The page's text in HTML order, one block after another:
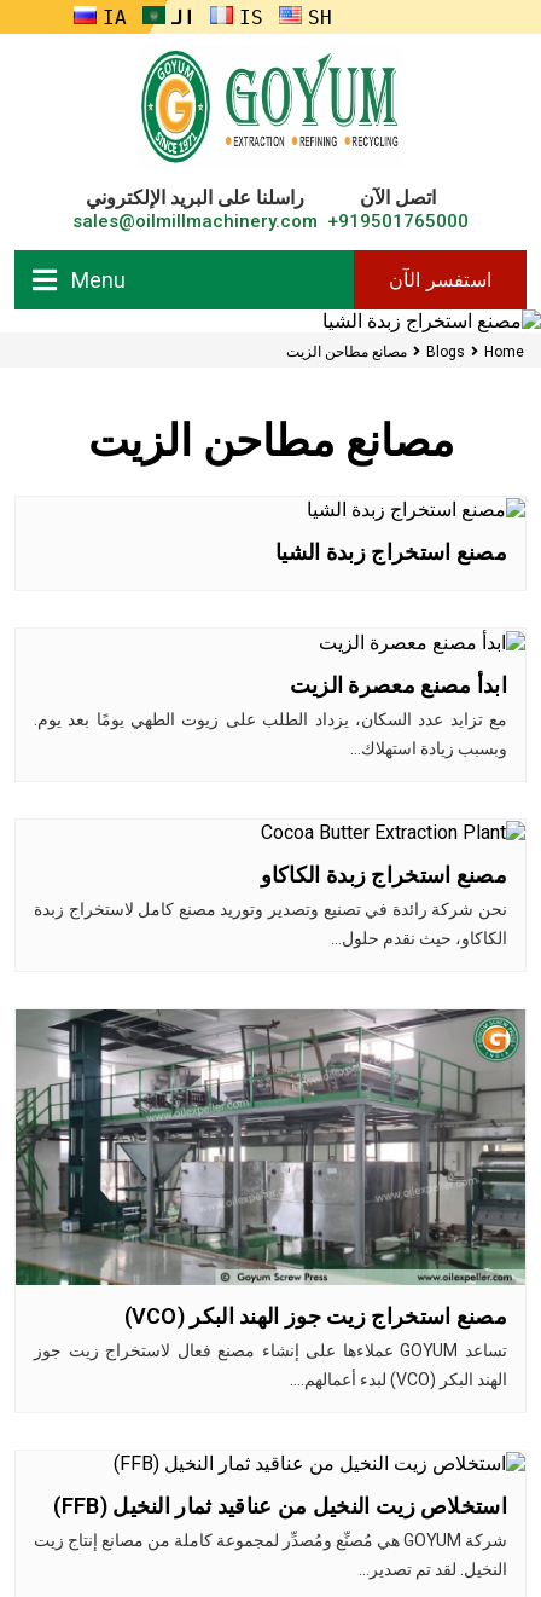
ENGLISH
FRANÇAISالعربيةRUSSIA
اتصل الآن
919501765000+
راسلنا على البريد الإلكتروني
sales@oilmillmachinery.com
Menu استفسر الآن
Home
Blogs مصانع مطاحن الزيت
مصانع مطاحن الزيت
مصنع استخراج زبدة الشيا
ابدأ مصنع معصرة الزيت
مع تزايد عدد السكان، يزداد الطلب على زيوت الطهي يومًا بعد يوم.
وبسبب زيادة استهلاك…
مصنع استخراج زبدة الكاكاو
نحن شركة رائدة في تصنيع وتصدير وتوريد مصنع كامل لاستخراج زبدة
الكاكاو، حيث نقدم حلول…
مصنع استخراج زيت جوز الهند البكر (VCO)
تساعد GOYUM عملاءها على إنشاء مصنع فعال لاستخراج زيت جوز
الهند البكر (VCO) لبدء أعمالهم.…
استخلاص زيت النخيل من عناقيد ثمار النخيل (FFB)
شركة GOYUM هي مُصنِّع ومُصدِّر لمجموعة كاملة من مصانع إنتاج زيت
النخيل. لقد تم تصدير…